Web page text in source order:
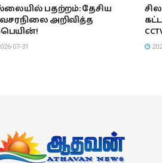
பதற்றம்: தேசிய
அறிவித்த
07-31